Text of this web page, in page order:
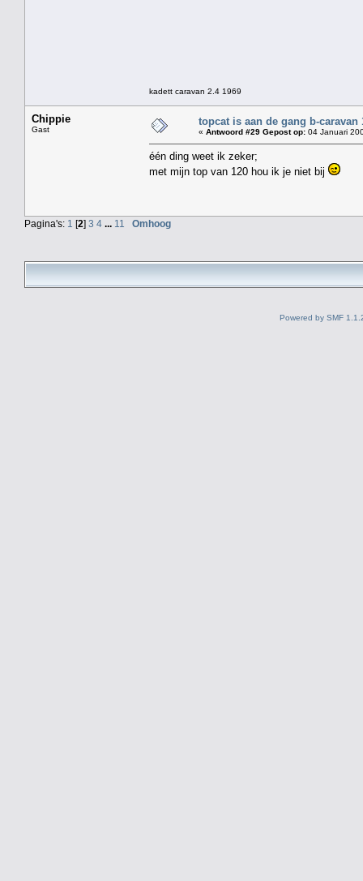
kadett caravan 2.4 1969
Chippie
Gast
topcat is aan de gang b-caravan
« Antwoord #29 Gepost op: 04 Januari
één ding weet ik zeker;
met mijn top van 120 hou ik je niet bij
Pagina's: 1 [2] 3 4 ... 11 Omhoog
Powered by SMF